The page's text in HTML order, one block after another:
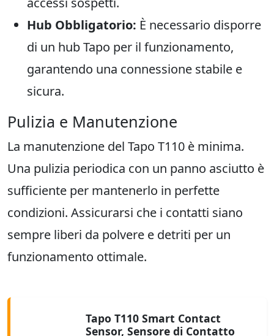
Hub Obbligatorio: È necessario disporre
di un hub Tapo per il funzionamento,
garantendo una connessione stabile e
sicura.
Pulizia e Manutenzione
La manutenzione del Tapo T110 è minima.
Una pulizia periodica con un panno asciutto è
sufficiente per mantenerlo in perfette
condizioni. Assicurarsi che i contatti siano
sempre liberi da polvere e detriti per un
funzionamento ottimale.
Tapo T110 Smart Contact
Sensor, Sensore di Contatto